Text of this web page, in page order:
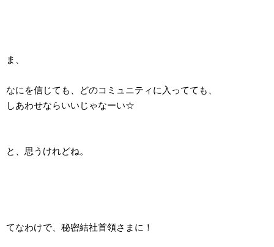
ま、
なにを信じても、どのコミュニティに入ってても、
しあわせならいいじゃなーい☆
と、思うけれどね。
てなわけで、秘密結社首領さまに！